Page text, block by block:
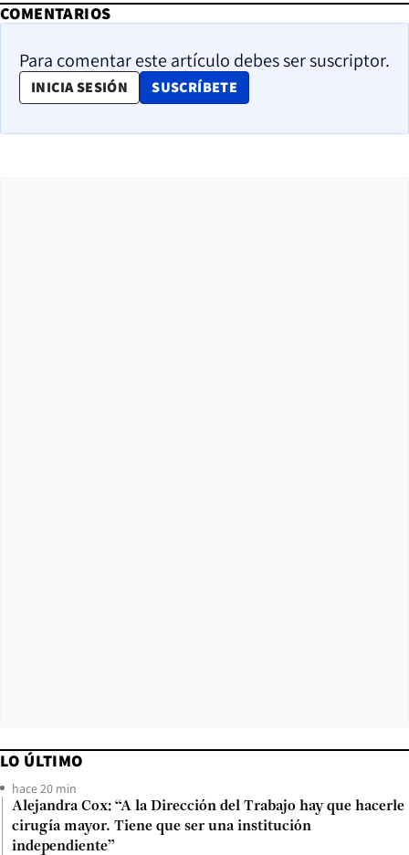
COMENTARIOS
Para comentar este artículo debes ser suscriptor.
INICIA SESIÓN SUSCRÍBETE
OPENS IN NEW WINDOW
LO ÚLTIMO
hace 20 min
Alejandra Cox: “A la Dirección del Trabajo hay que hacerle
cirugía mayor. Tiene que ser una institución
independiente”